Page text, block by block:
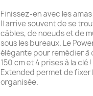
Finissez-en avec les
Il arrive souvent de se
câbles, de noeuds et de
sous les bureaux. Le
élégante pour remédier à
150 cm et 4 prises à la clé
Extended permet de
organisée.